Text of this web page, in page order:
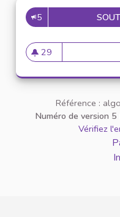
5
29
29 abonnés
Référence :
Numéro de version 5
Vérifiez